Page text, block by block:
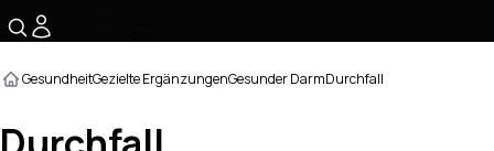
GesundheitGezielte ErgänzungenGesunder DarmDurchfall
Durchfall